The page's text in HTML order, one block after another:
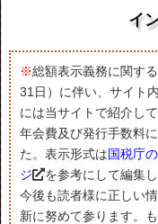
イ
※総額表示義務に関す
31日）に伴い、サイト
には当サイトで紹介し
年会費及び発行手数料
た。表示形式は国税庁
ジ
を参考にして編集し
今後も読者様に正しい
新に努めて参ります。